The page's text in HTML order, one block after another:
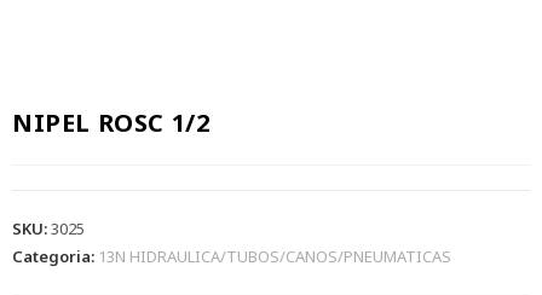
NIPEL ROSC 1/2
SKU:3025
Categoria: 13N HIDRAULICA/TUBOS/CANOS/PNEUMATICAS